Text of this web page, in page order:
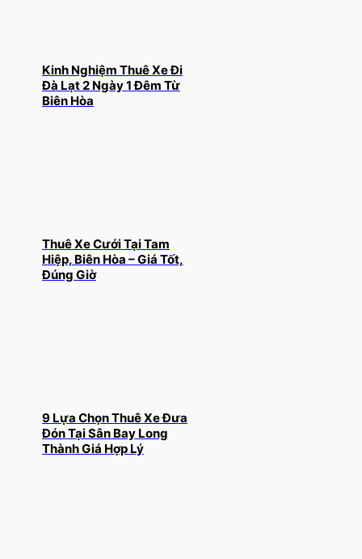
Kinh Nghiệm Thuê Xe Đi
Đà Lạt 2 Ngày 1 Đêm Từ
Biên Hòa
Thuê Xe Cưới Tại Tam
Hiệp, Biên Hòa – Giá Tốt,
Đúng Giờ
9 Lựa Chọn Thuê Xe Đưa
Đón Tại Sân Bay Long
Thành Giá Hợp Lý